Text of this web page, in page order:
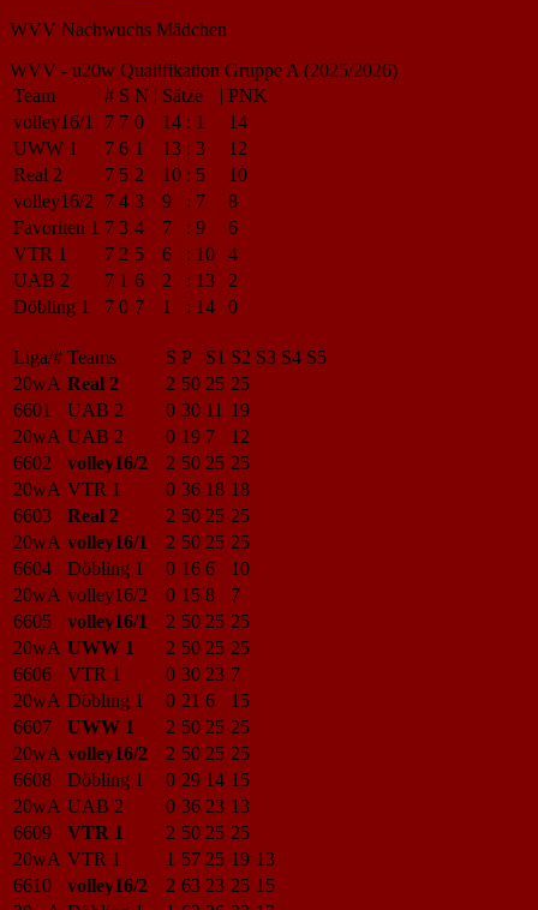
WVV Nachwuchs Mädchen
WVV - u20w Qualifikation Gruppe A (2025/2026)
Team
# S N | Sätze | PNK
volley16/1
7 7 0 14 : 1
14
UWW 1
7 6 1 13 : 3
12
Real 2
7 5 2 10 : 5
10
volley16/2
7 4 3 9 : 7
8
Favoriten 1 7 3 4 7 : 9
6
VTR 1
7 2 5 6 : 10
4
UAB 2
7 1 6 2 : 13
2
Döbling 1
7 0 7 1 : 14 0
Liga/# Teams S P S1 S2 S3 S4 S5
20wA Real 2 2 50 25 25
6601
UAB 2 0 30 11 19
20wA UAB 2 0 19 7
12
6602
volley16/2 2 50 25 25
20wA VTR 1 0 36 18 18
6603
Real 2 2 50 25 25
20wA volley16/1 2 50 25 25
6604
Döbling 1 0 16 6
10
20wA volley16/2 0 15 8
7
6605
volley16/1 2 50 25 25
20wA UWW 1 2 50 25 25
6606
VTR 1 0 30 23 7
20wA Döbling 1 0 21 6
15
6607
UWW 1 2 50 25 25
20wA volley16/2 2 50 25 25
6608
Döbling 1 0 29 14 15
20wA UAB 2 0 36 23 13
6609
VTR 1 2 50 25 25
20wA VTR 1 1 57 25 19 13
6610
volley16/2 2 63 23 25 15